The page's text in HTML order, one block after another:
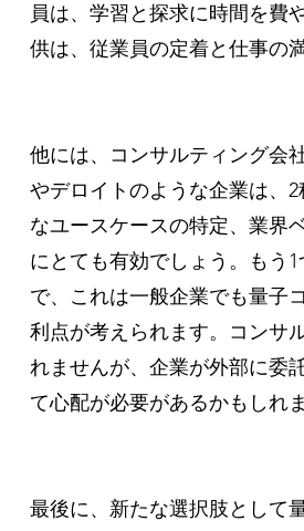
員は、学習と探求に時間を費
供は、従業員の定着と仕事の
他には、コンサルティング会
やデロイトのような企業は、
なユースケースの特定、業界
にとても有効でしょう。もう
で、これは一般企業でも量子
利点が考えられます。コンサ
れませんが、企業が外部に委
て心配が必要があるかもしれま
最後に、新たな選択肢として